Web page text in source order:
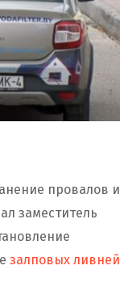
провалов и
заместитель
залповых ливней